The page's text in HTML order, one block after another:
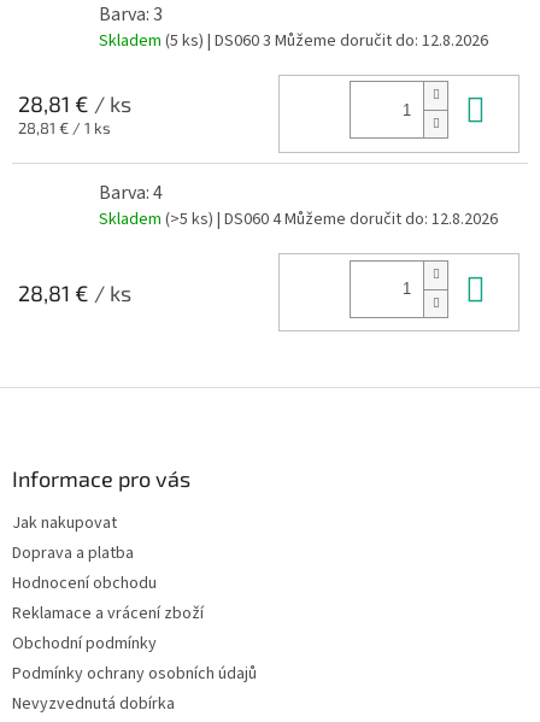
Barva: 3
Skladem (5 ks) | DS060 3 Můžeme doručit do: 12.8.2026
28,81 € / ks
Měrná
28,81 € / 1 ks
Barva: 4
Skladem (>5 ks) | DS060 4Můžeme doručit do: 12.8.2026
28,81 € / ks
Informace pro vás
Jak nakupovat
Doprava a platba
Hodnocení obchodu
Reklamace a vrácení zboží
Obchodní podmínky
Podmínky ochrany osobních údajů
Nevyzvednutá dobírka